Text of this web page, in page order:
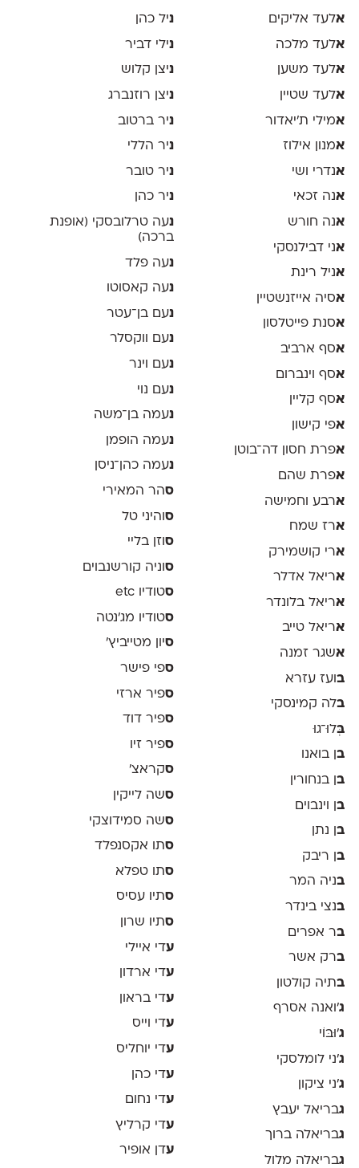
אלעד אליקים
אלעד מלכה
אלעד משען
אלעד שטיין
אמילי ת׳יאדור
אמנון אילוז
אנדרי ושי
אנה זכאי
אנה חורש
אני דבילנסקי
אניל רינת
אסיה אייזנשטיין
אסנת פייטלסון
אסף ארביב
אסף וינברום
אסף קליין
אפי קישון
אפרת חסון דה־בוטן
אפרת שהם
ארבע וחמישה
ארז שמח
ארי קושמירק
אריאל אדלר
אריאל בלונדר
אריאל טייב
אשגר זמנה
בועז עזרא
בלה קמינסקי
בְּלוּ־גוּ
בן בואנו
בן בנחורין
בן וינבוים
בן נתן
בן ריבק
בניה המר
בנצי בינדר
בר אפרים
ברק אשר
בתיה קולטון
ג'ואנה אסרף
ג'וּבּוֹי
ג׳ני לומלסקי
ג׳ני ציקון
גבריאל יעבץ
גבריאלה ברוך
גבריאלה מלול
ניל כהן
נילי דביר
ניצן קלוש
ניצן רוזנברג
ניר ברטוב
ניר הללי
ניר טובר
ניר כהן
נעה טרלובסקי (אופנת
ברכה)
נעה פלד
נעה קאסוטו
נעם בן־עטר
נעם ווקסלר
נעם וינר
נעם נוי
נעמה בן־משה
נעמה הופמן
נעמה כהן־ניסן
סהר המאירי
סוהיני טל
ס וזן בליי
ס וניה קורשנבוים
סטודיו etc
סטודיו מג'נטה
סיון מטייביץ׳
ספי פישר
ספיר ארזי
ספיר דוד
ספיר זיו
סקראצ׳
סשה לייקין
סשה סמידוצקי
סתו אקסנפלד
סתו טפלא
סתיו עסיס
סתיו שרון
עדי איילי
עדי ארדון
עדי בראון
עדי וייס
עדי יוחליס
עדי כהן
עדי נחום
עדי קרליץ
עדן אופיר